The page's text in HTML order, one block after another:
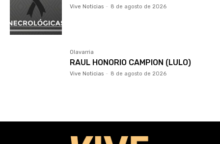
Vive Noticias - 8 de agosto de 2026
Olavarria
RAUL HONORIO CAMPION (LULO)
Vive Noticias - 8 de agosto de 2026